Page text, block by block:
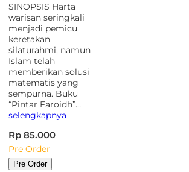
SINOPSIS Harta
warisan seringkali
menjadi pemicu
keretakan
silaturahmi, namun
Islam telah
memberikan solusi
matematis yang
sempurna. Buku
“Pintar Faroidh”…
selengkapnya
Rp 85.000
Pre Order
Pre Order